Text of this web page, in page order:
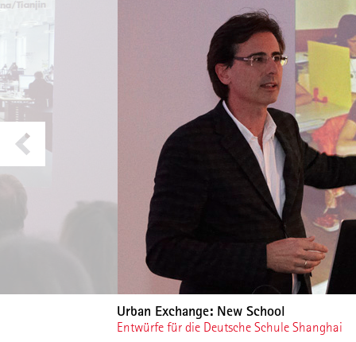
Urban Exchange: New School
Entwürfe für die Deutsche Schule Shanghai